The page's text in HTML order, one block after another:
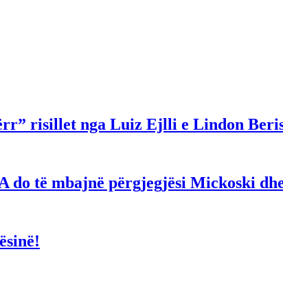
risillet nga Luiz Ejlli e Lindon
do të mbajnë përgjegjësi Mickoski